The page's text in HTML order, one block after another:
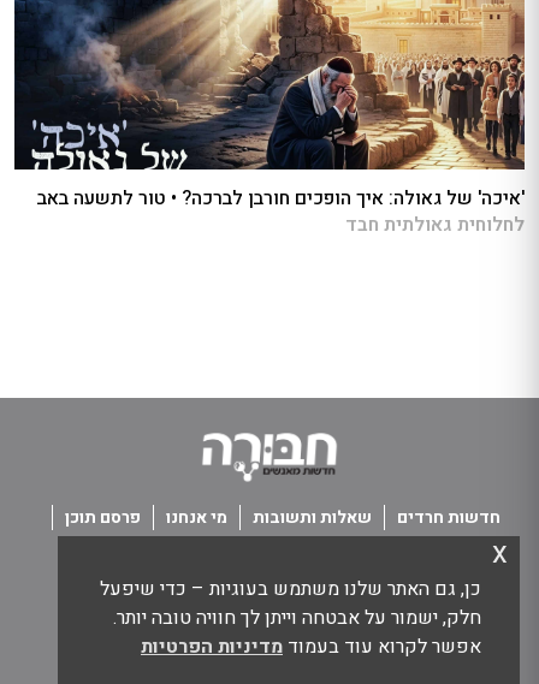
כן, גם האתר שלנו משתמש בעוגיות – כדי שיפעל
חלק, ישמור על אבטחה וייתן לך חוויה טובה יותר.
אפשר לקרוא עוד בעמוד מדיניות הפרטיות
x
'איכה' של גאולה: איך הופכים חורבן לברכה? • טור לתשעה באב
לחלוחית גאולתית חבד
חדשות חרדים שאלות ותשובות מי אנחנו
פרסם תוכן
כל הזכויות שמורות חבורה - חדשות מאנשים